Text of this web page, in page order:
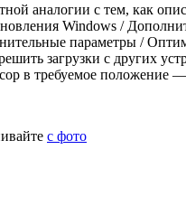
аналогии с тем, как
Windows /
параметры /
загрузки с других
в требуемое положение
с фото